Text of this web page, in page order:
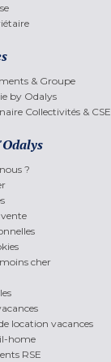
& Groupe
by Odalys
Collectivités & CSE
?
cher
location vacances
home
RSE